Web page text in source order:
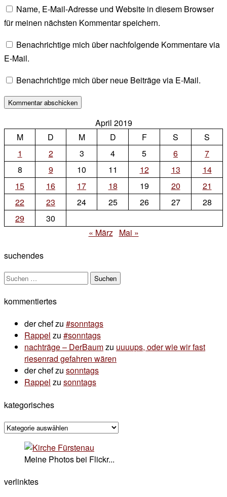
Name, E-Mail-Adresse und Website in diesem Browser
für meinen nächsten Kommentar speichern.
Benachrichtige mich über nachfolgende Kommentare via
E-Mail.
Benachrichtige mich über neue Beiträge via E-Mail.
April 2019
M
D M D F S
S
1
2 3 4 5 6
7
8
9 10 11 12 13
14
15
16 17 18 19 20
21
22
23 24 25 26 27
28
29
30
« März Mai »
suchendes
Suchen
kommentiertes
der chefzu #sonntags
Rappel zu #sonntags
nachträge – DerBaumzu uuuups, oder wie wir fast
riesenrad gefahren wären
der chefzu sonntags
Rappel zu sonntags
kategorisches
kategorisches
Meine Photos bei Flickr...
verlinktes